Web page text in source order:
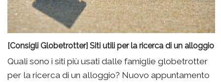
[Consigli Globetrotter] Siti utili per la ricerca di un alloggio
Quali sono i siti più usati dalle famiglie globetrotter
per la ricerca di un alloggio? Nuovo appuntamento